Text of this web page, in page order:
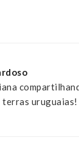
terras uruguaias!